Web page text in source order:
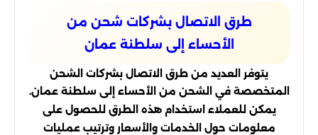
طرق الاتصال بشركات شحن من
الأحساء إلى سلطنة عمان
يتوفر العديد من طرق الاتصال بشركات الشحن
المتخصصة في الشحن من الأحساء إلى سلطنة عمان.
يمكن للعملاء استخدام هذه الطرق للحصول على
معلومات حول الخدمات والأسعار وترتيب عمليات